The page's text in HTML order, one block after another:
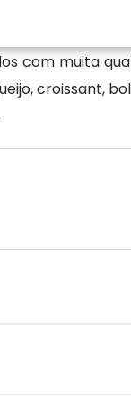
com muita
croissant,